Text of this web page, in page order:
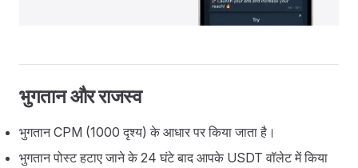
भुगतान और राजस्व
भुगतान CPM (1000 दृश्य) के आधार पर किया जाता है।
भुगतान पोस्ट हटाए जाने के 24 घंटे बाद आपके USDT वॉलेट में किया